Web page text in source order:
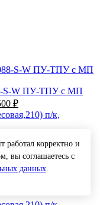
S-W ПУ-ТПУ с МП
₽Текущая
цена:
т.серый/
корректно и
вы соглашаетесь с
данных.